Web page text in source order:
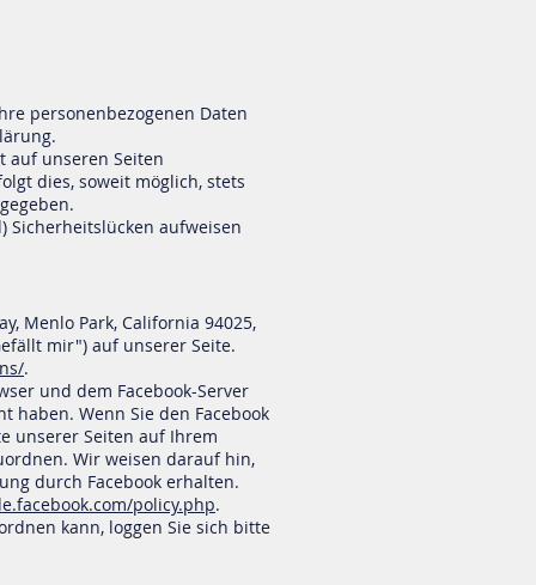
personenbezogenen Daten
auf unseren Seiten
dies, soweit möglich, stets
Sicherheitslücken aufweisen
Menlo Park, California 94025,
mir") auf unserer Seite.
.
und dem Facebook-Server
haben. Wenn Sie den Facebook
unserer Seiten auf Ihrem
Wir weisen darauf hin,
durch Facebook erhalten.
policy.php.
kann, loggen Sie sich bitte